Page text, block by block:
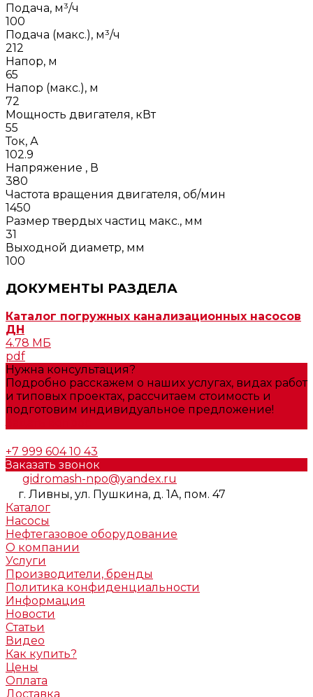
Подача, м³/ч
100
Подача (макс.), м³/ч
212
Напор, м
65
Напор (макс.), м
72
Мощность двигателя, кВт
55
Ток, А
102.9
Напряжение , В
380
Частота вращения двигателя, об/мин
1450
Размер твердых частиц макс., мм
31
Выходной диаметр, мм
100
ДОКУМЕНТЫ РАЗДЕЛА
Каталог погружных канализационных насосов
ДН
4.78 МБ
pdf
Нужна консультация?
Подробно расскажем о наших услугах, видах работ
и типовых проектах, рассчитаем стоимость и
подготовим индивидуальное предложение!
+7 999 604 10 43
Заказать звонок
gidromash-npo@yandex.ru
г. Ливны, ул. Пушкина, д. 1А, пом. 47
Каталог
Насосы
Нефтегазовое оборудование
О компании
Услуги
Производители, бренды
Политика конфиденциальности
Информация
Новости
Статьи
Видео
Как купить?
Цены
Оплата
Доставка